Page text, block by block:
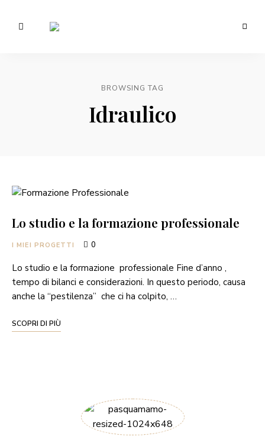
BROWSING TAG
Idraulico
Lo studio e la formazione professionale
I MIEI PROGETTI 0
Lo studio e la formazione professionale Fine d’anno ,
tempo di bilanci e considerazioni. In questo periodo, causa
anche la “pestilenza” che ci ha colpito, …
SCOPRI DI PIÙ